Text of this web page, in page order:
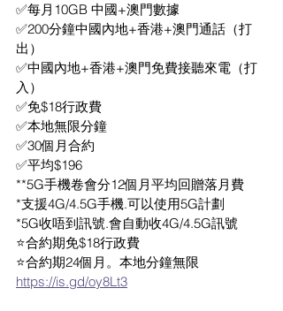
✅每月10GB 中國+澳門數據
✅200分鐘中國內地+香港+澳門通話（打
出）
✅中國內地+香港+澳門免費接聽來電（打
入）
✅免$18行政費
✅本地無限分鐘
✅30個月合約
✅平均$196
**5G手機卷會分12個月平均回贈落月費
*支援4G/4.5G手機.可以使用5G計劃
*5G收唔到訊號.會自動收4G/4.5G訊號
⭐️合約期免$18行政費
⭐️合約期24個月。本地分鐘無限
https://is.gd/oy8Lt3